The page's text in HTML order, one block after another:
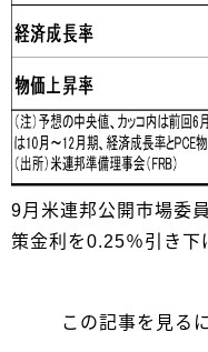
9月米連邦公開市場委
策金利を0.25％引き下
この記事を見る